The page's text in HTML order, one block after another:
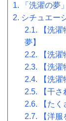
「洗濯の夢
シチュエー
【洗
夢】
【洗
【洗
【洗
【干
【た
【洋